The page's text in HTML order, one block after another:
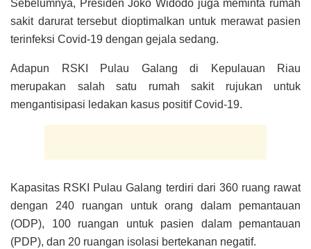
Sebelumnya, Presiden Joko Widodo juga meminta rumah
sakit darurat tersebut dioptimalkan untuk merawat pasien
terinfeksi Covid-19 dengan gejala sedang.
Adapun RSKI Pulau Galang di Kepulauan Riau
merupakan salah satu rumah sakit rujukan untuk
mengantisipasi ledakan kasus positif Covid-19.
Kapasitas RSKI Pulau Galang terdiri dari 360 ruang rawat
dengan 240 ruangan untuk orang dalam pemantauan
(ODP), 100 ruangan untuk pasien dalam pemantauan
(PDP), dan 20 ruangan isolasi bertekanan negatif.